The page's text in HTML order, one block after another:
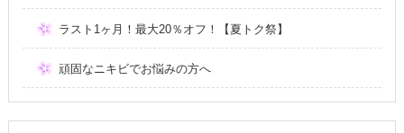
ラスト1ヶ月！最大20％オフ！【夏トク祭】
頑固なニキビでお悩みの方へ